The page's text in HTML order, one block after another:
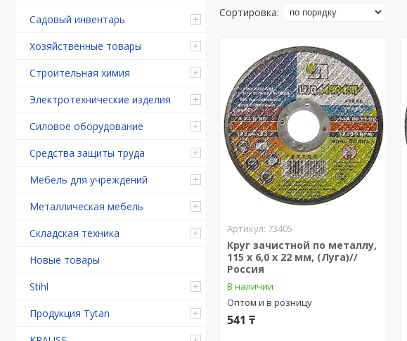
Садовый инвентарь
Хозяйственные товары
Строительная химия
Электротехнические изделия
Силовое оборудование
Средства защиты труда
Мебель для учреждений
Металлическая мебель
Складская техника
Новые товары
Stihl
Продукция Tytan
73405
Круг зачистной по металлу,
115 х 6,0 х 22 мм, (Луга)//
Россия
В наличии
Оптом и в розницу
541 ₸